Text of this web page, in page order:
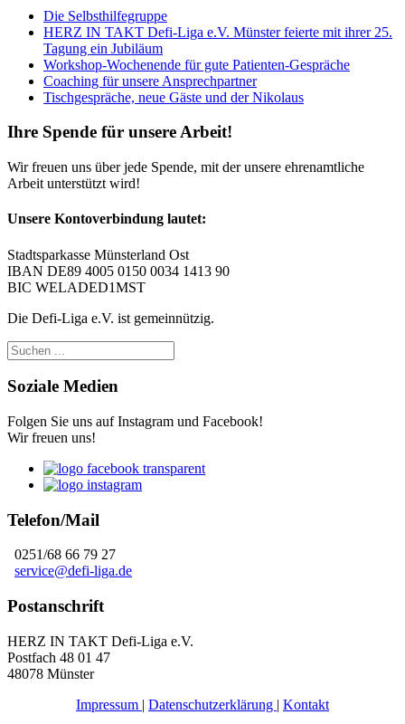
Die Selbsthilfegruppe
HERZ IN TAKT Defi-Liga e.V. Münster feierte mit ihrer 25.
Tagung ein Jubiläum
Workshop-Wochenende für gute Patienten-Gespräche
Coaching für unsere Ansprechpartner
Tischgespräche, neue Gäste und der Nikolaus
Ihre Spende für unsere Arbeit!
Wir freuen uns über jede Spende, mit der unsere ehrenamtliche
Arbeit unterstützt wird!
Unsere Kontoverbindung lautet:
Stadtsparkasse Münsterland Ost
IBAN DE89 4005 0150 0034 1413 90
BIC WELADED1MST
Die Defi-Liga e.V. ist gemeinnützig.
Soziale Medien
Folgen Sie uns auf Instagram und Facebook!
Wir freuen uns!
Telefon/Mail
0251/68 66 79 27
service@defi-liga.de
Postanschrift
HERZ IN TAKT Defi-Liga e.V.
Postfach 48 01 47
48078 Münster
Impressum | Datenschutzerklärung | Kontakt